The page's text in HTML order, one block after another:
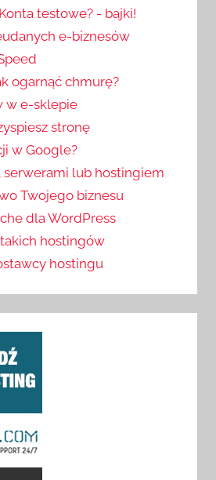
testowe? - bajki!
e-biznesów
ogarnąć chmurę?
w e-sklepie
stronę
w Google?
serwerami lub hostingiem
Twojego biznesu
dla WordPress
hostingów
hostingu